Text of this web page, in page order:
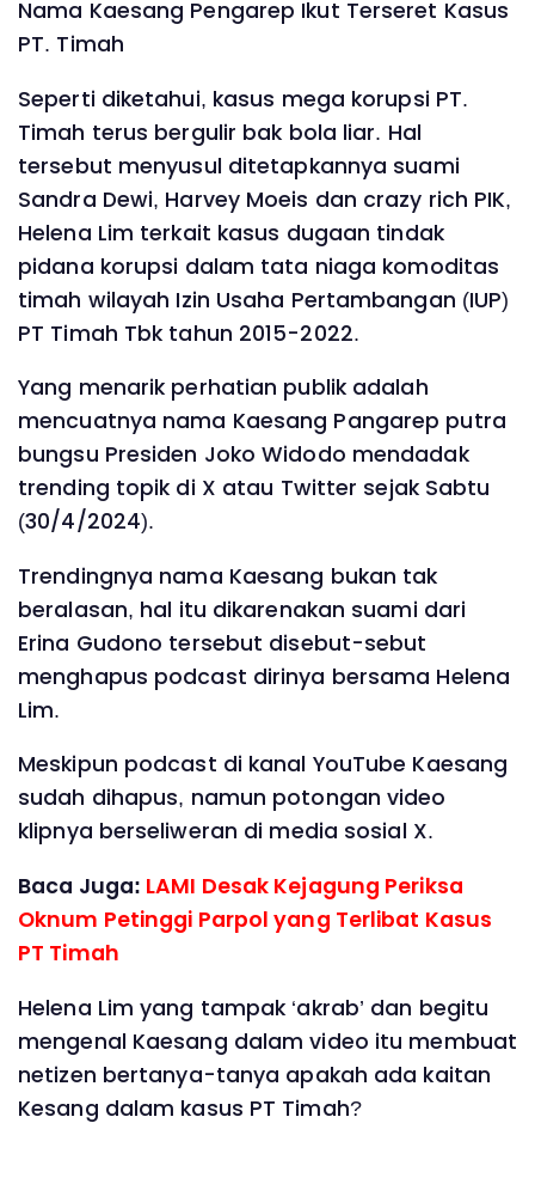
Nama Kaesang Pengarep Ikut Terseret Kasus
PT. Timah
Seperti diketahui, kasus mega korupsi PT.
Timah terus bergulir bak bola liar. Hal
tersebut menyusul ditetapkannya suami
Sandra Dewi, Harvey Moeis dan crazy rich PIK,
Helena Lim terkait kasus dugaan tindak
pidana korupsi dalam tata niaga komoditas
timah wilayah Izin Usaha Pertambangan (IUP)
PT Timah Tbk tahun 2015-2022.
Yang menarik perhatian publik adalah
mencuatnya nama Kaesang Pangarep putra
bungsu Presiden Joko Widodo mendadak
trending topik di X atau Twitter sejak Sabtu
(30/4/2024).
Trendingnya nama Kaesang bukan tak
beralasan, hal itu dikarenakan suami dari
Erina Gudono tersebut disebut-sebut
menghapus podcast dirinya bersama Helena
Lim.
Meskipun podcast di kanal YouTube Kaesang
sudah dihapus, namun potongan video
klipnya berseliweran di media sosial X.
Baca Juga: LAMI Desak Kejagung Periksa
Oknum Petinggi Parpol yang Terlibat Kasus
PT Timah
Helena Lim yang tampak ‘akrab’ dan begitu
mengenal Kaesang dalam video itu membuat
netizen bertanya-tanya apakah ada kaitan
Kesang dalam kasus PT Timah?